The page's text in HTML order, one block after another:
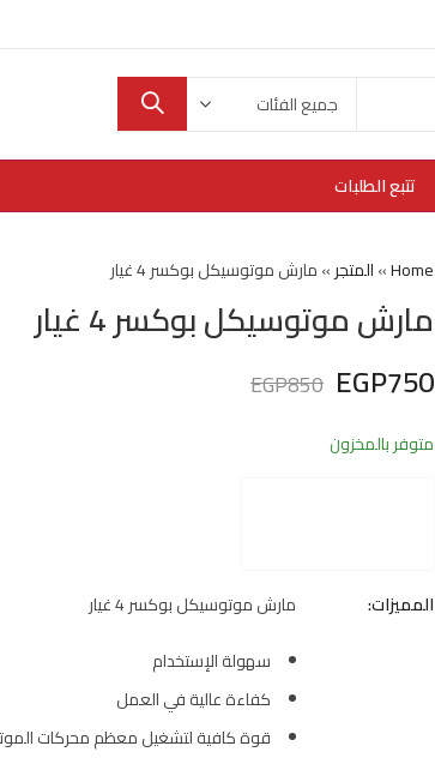
تتبع الطلبات
Home
»المتجر»مارش موتوسيكل بوكسر 4 غيار
مارش موتوسيكل بوكسر 4 غيار
EGP750
EGP850
متوفر بالمخزون
المميزات:
مارش موتوسيكل بوكسر 4 غيار
سهولة الإستخدام
كفاءة عالية في العمل
قوة كافية لتشغيل معظم محركات